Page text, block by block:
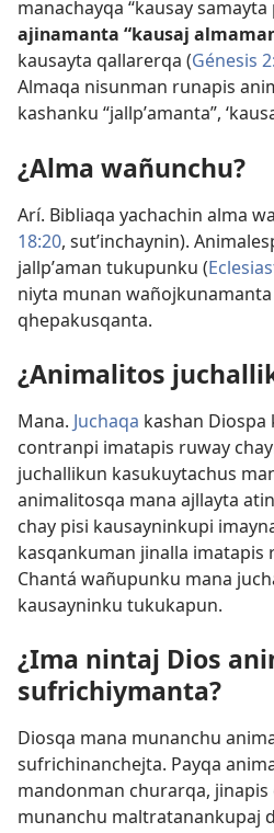
manachayqa “kausay
ajinamanta “kausaj
kausayta qallarerqa (Génesis
Almaqa nisunman runapis
kashanku “jallpʼamanta”,
¿Alma wañunchu?
Arí. Bibliaqa yachachin alma
18:20, sutʼinchaynin).
jallpʼaman tukupunku (
niyta munan
qhepakusqanta.
¿Animalitos
Mana. Juchaqa kashan
contranpi imatapis ruway
juchallikun kasukuytachus
animalitosqa mana ajllayta
chay pisi kausayninkupi
kasqankuman jinalla imatapis
Chantá wañupunku mana
kausayninku tukukapun.
¿Ima nintaj Dios
sufrichiymanta?
Diosqa mana munanchu
sufrichinanchejta. Payqa
mandonman churarqa, jinapis
munanchu maltratanankupaj